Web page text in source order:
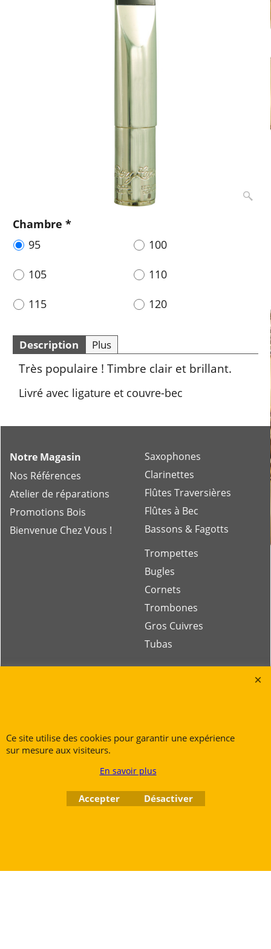
Chambre *
95
100
105 110
115 120
Description Plus
Très populaire ! Timbre clair et brillant.
Livré avec ligature et couvre-bec
Notre Magasin
Nos Références
Atelier de réparations
Promotions Bois
Bienvenue Chez Vous !
Saxophones
Clarinettes
Flûtes Traversières
Flûtes à Bec
Bassons & Fagotts
Trompettes
Bugles
Cornets
Trombones
Gros Cuivres
Tubas
Tél. +32 (0) 470 876 817
@.contact@ruedesvents.com
Au capital de 10000€ - N°BE1007294916
Boutique en ligne créés
Ce site utilise des cookies pour garantir une expérience
sur mesure aux visiteurs.
En savoir plus
Accepter Désactiver